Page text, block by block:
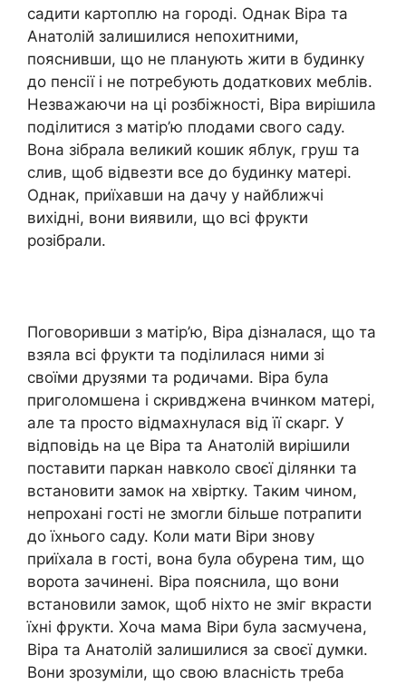
садити картоплю на городі. Однак Віра та
Анатолій залишилися непохитними,
пояснивши, що не планують жити в будинку
до пенсії і не потребують додаткових меблів.
Незважаючи на ці розбіжності, Віра вирішила
поділитися з матір’ю плодами свого саду.
Вона зібрала великий кошик яблук, груш та
слив, щоб відвезти все до будинку матері.
Однак, приїхавши на дачу у найближчі
вихідні, вони виявили, що всі фрукти
розібрали.
Поговоривши з матір’ю, Віра дізналася, що та
взяла всі фрукти та поділилася ними зі
своїми друзями та родичами. Віра була
приголомшена і скривджена вчинком матері,
але та просто відмахнулася від її скарг. У
відповідь на це Віра та Анатолій вирішили
поставити паркан навколо своєї ділянки та
встановити замок на хвіртку. Таким чином,
непрохані гості не змогли більше потрапити
до їхнього саду. Коли мати Віри знову
приїхала в гості, вона була обурена тим, що
ворота зачинені. Віра пояснила, що вони
встановили замок, щоб ніхто не зміг вкрасти
їхні фрукти. Хоча мама Віри була засмучена,
Віра та Анатолій залишилися за своєї думки.
Вони зрозуміли, що свою власність треба